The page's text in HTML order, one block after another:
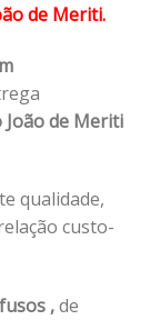
de Meriti.
João de Meriti
qualidade,
custo-
,de